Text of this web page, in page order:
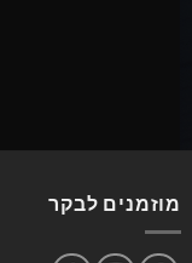
מוזמנים לבקר